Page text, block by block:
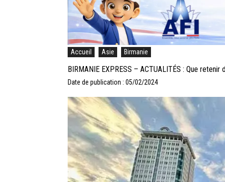
Accueil Asie Birmanie
BIRMANIE EXPRESS – ACTUALITÉS : Que
Date de publication : 05/02/2024